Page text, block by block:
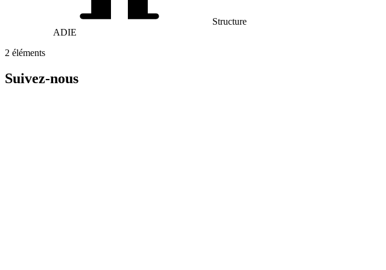
Structure
ADIE
2 éléments
Suivez-nous